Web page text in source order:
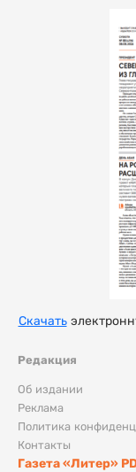
Редакция
Об издании
Реклама
Политика
Контакты
Газета «Литер»
Скачать